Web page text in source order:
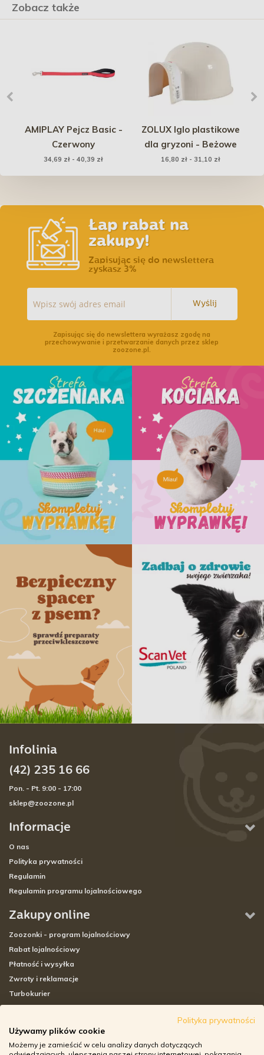
Zobacz także
AMIPLAY Pejcz Basic -
Czerwony
34,69 zł - 40,39 zł
ZOLUX Iglo plastikowe
dla gryzoni - Beżowe
16,80 zł - 31,10 zł
Łap rabat na
zakupy!
Zapisując się do newslettera
zyskasz 3%
Wyślij
Zapisując się do newslettera wyrażasz zgodę na
przechowywanie i przetwarzanie danych przez sklep
zoozone.pl.
Informacje
O nas
Polityka prywatności
Regulamin
Regulamin programu lojalnościowego
Zakupy online
Zoozonki - program lojalnościowy
Rabat lojalnościowy
Płatność i wysyłka
Zwroty i reklamacje
Turbokurier
Adresy sklepów stacjonarnych
Godziny otwarcia sklepów
Infolinia
(42) 235 16 66
Pon. - Pt. 9:00 - 17:00
sklep@zoozone.pl
Polityka prywatności
Używamy plików cookie
Możemy je zamieścić w celu analizy danych dotyczących